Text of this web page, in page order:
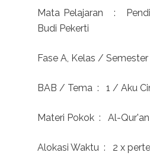
Mata Pelajaran :
Budi Pekerti
Fase A, Kelas /
BAB / Tema : 1 / Aku
Materi Pokok : Al-Qur'an
Alokasi Waktu : 2 x